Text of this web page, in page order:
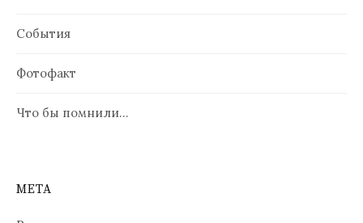
События
Фотофакт
Что бы помнили…
МЕТА